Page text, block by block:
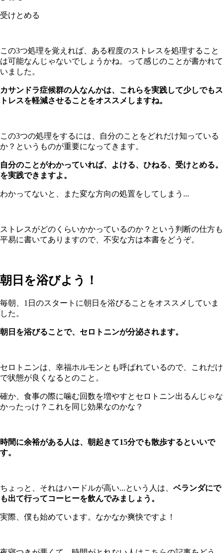
受けとめる
この3つ処理を覚えれば、ある程度のストレスを処理すること
は可能なんじゃないでしょうかね。って感じのことが書かれて
いました。
カサンドラ症候群の人なんかは、これらを実践して少しでもス
トレスを軽減させることをオススメしますね。
この3つの処理をするには、自分のことをどれだけ知っている
か？というものが重要になってきます。
自分のことがわかっていれば、よける、ひねる、受けとめる。
を実践できますよ。
わかってないと、また変な方向の処置をしてしまう...
ストレスがどのくらいかかっているのか？という判断の仕方も
平易に書いてありますので、不安な方は本書をどうぞ。
朝日を浴びよう！
毎朝、1日のスタートに朝日を浴びることをオススメしていま
した。
朝日を浴びることで、セロトニンが分泌されます。
セロトニンは、幸福ホルモンとも呼ばれているので、これだけ
で状態が良くなるとのこと。
確か、食事の際に噛む回数を増やすとセロトニン出るんじゃな
かったっけ？これを同じ効果なのかな？
時間に余裕がある人は、朝起きて15分でも散歩するといいで
す。
ちょっと、それはハードルが高い...という人は、 ベランダにで
も出て行ってコーヒーを飲んでみましょう。
実際、僕も始めています。なかなか爽快ですよ！